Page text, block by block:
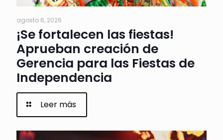
agosto 6, 2026
¡Se fortalecen las fiestas!
Aprueban creación de
Gerencia para las Fiestas de
Independencia
Leer más